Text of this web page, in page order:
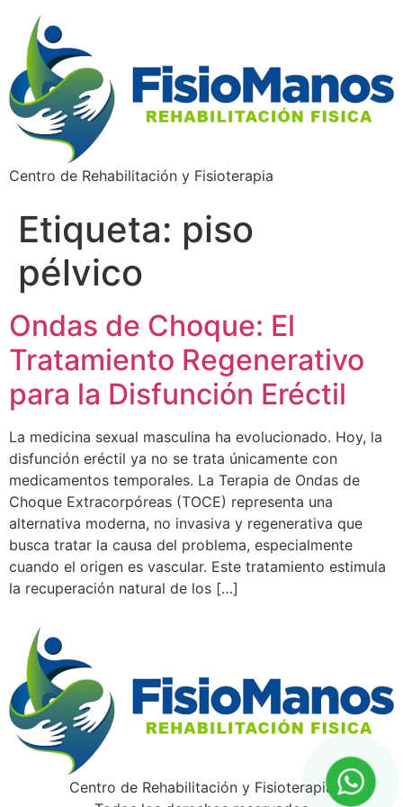
Centro de Rehabilitación y Fisioterapia
Etiqueta: piso
pélvico
Ondas de Choque: El
Tratamiento Regenerativo
para la Disfunción Eréctil
La medicina sexual masculina ha evolucionado. Hoy, la
disfunción eréctil ya no se trata únicamente con
medicamentos temporales. La Terapia de Ondas de
Choque Extracorpóreas (TOCE) representa una
alternativa moderna, no invasiva y regenerativa que
busca tratar la causa del problema, especialmente
cuando el origen es vascular. Este tratamiento estimula
la recuperación natural de los […]
Centro de Rehabilitación y Fisioterapia